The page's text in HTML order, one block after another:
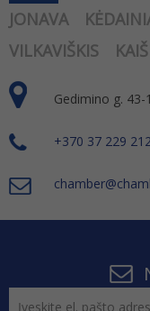
JONAVA
VILKAVIŠKIS
Gedimino g.
+370 37 229